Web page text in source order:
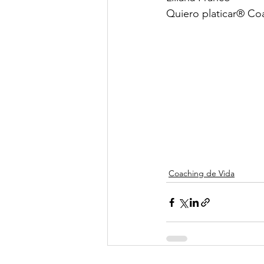
Quiero platicar®
Coaching de Vida